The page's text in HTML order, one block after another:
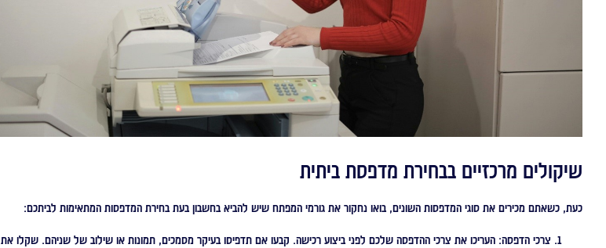
שיקולים מרכזיים בבחירת מדפסת ביתית
כעת, כשאתם מכירים את סוגי המדפסות השונים, בואו נחקור את גורמי המפתח שיש להביא בחשבון בעת בחירת המדפסות המתאימות לביתכם:
צרכי הדפסה: העריכו את צרכי ההדפסה שלכם לפני ביצוע רכישה. קבעו אם תדפיסו בעיקר מסמכים, תמונות או שילוב של שניהם. שקלו את